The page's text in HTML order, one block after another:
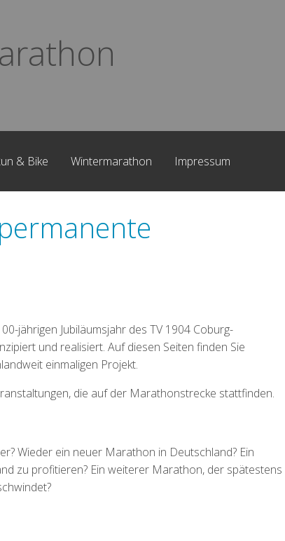
& Bike Wintermarathon Impressum
jährigen Jubiläumsjahr des TV 1904 Coburg-
und realisiert. Auf diesen Seiten finden Sie
einmaligen Projekt.
die auf der Marathonstrecke stattfinden.
Wieder ein neuer Marathon in Deutschland? Ein
zu profitieren? Ein weiterer Marathon, der spätestens